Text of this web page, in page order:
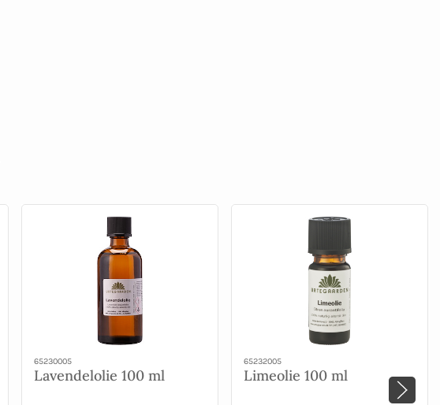
65230005
Lavendelolie 100 ml
65232005
Limeolie 100 ml